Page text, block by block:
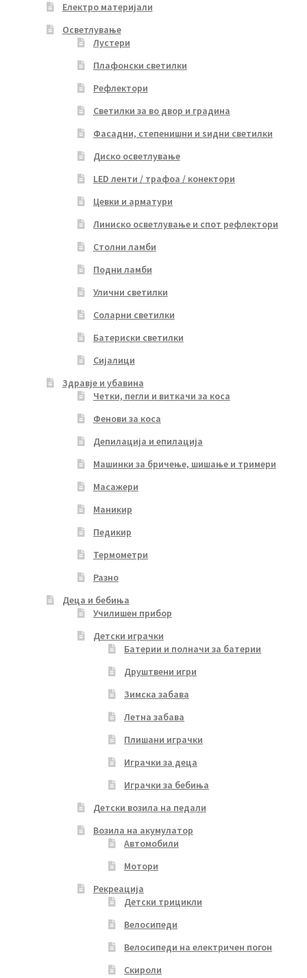
Електро материјали
Осветлување
Лустери
Плафонски светилки
Рефлектори
Светилки за во двор и градина
Фасадни, степенишни и ѕидни светилки
Диско осветлување
LED ленти / трафоа / конектори
Цевки и арматури
Линиско осветлување и спот рефлектори
Столни ламби
Подни ламби
Улични светилки
Соларни светилки
Батериски светилки
Сијалици
Здравје и убавина
Четки, пегли и виткачи за коса
Фенови за коса
Депилација и епилација
Машинки за бричење, шишање и тримери
Масажери
Маникир
Педикир
Термометри
Разно
Деца и бебиња
Училишен прибор
Детски играчки
Батерии и полначи за батерии
Друштвени игри
Зимска забава
Летна забава
Плишани играчки
Играчки за деца
Играчки за бебиња
Детски возила на педали
Возила на акумулатор
Автомобили
Мотори
Рекреација
Детски трицикли
Велосипеди
Велосипеди на електричен погон
Скироли